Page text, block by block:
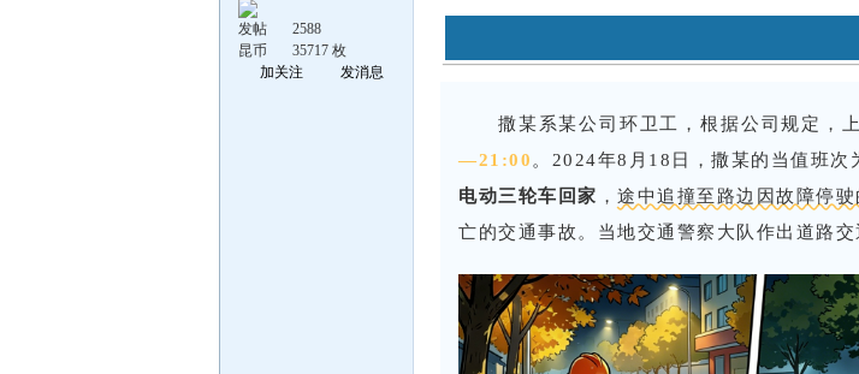
发帖
2588
昆币
35717 枚
加关注
发消息
撒某系某公司环卫工，根据公司规定，
—21:00 。2024年8月18日，撒某的当值班次
电动三轮车回家 ，途中追撞至路边因故障停
亡的交通事故。当地交通警察大队作出道路